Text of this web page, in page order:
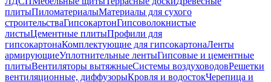
плитыПиломатериалыМатериалы для сухого
строительстваГипсокартонГипсоволокнистые
листыЦементные плитыПрофили для
гипсокартонаКомплектующие для гипсокартонаЛенты
армирующиеУплотнительные лентыГипсовые и цементные
плитыВентиляторы вытяжныеСистемы воздуховодовРешетки
вентиляционные, диффузорыКровля и водостокЧерепица и